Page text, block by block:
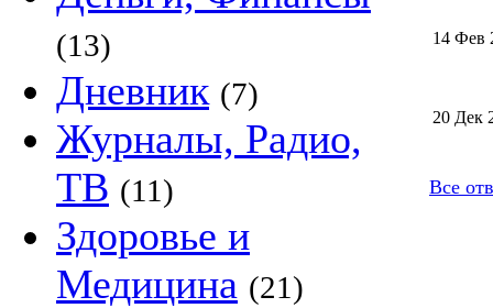
(13)
Дневник (7)
Журналы, Радио,
ТВ (11)
Здоровье и
Медицина (21)
14 Фев
20 Дек
Все